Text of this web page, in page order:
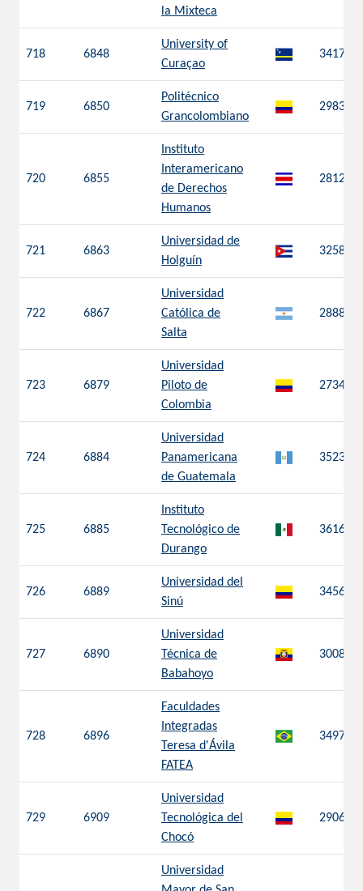
la Mixteca
718 6848
University of
Curaçao
3417
719 6850
Politécnico
Grancolombiano
2983
720 6855
Instituto
Interamericano
de Derechos
Humanos
2812
721 6863
Universidad de
Holguín
3258
722 6867
Universidad
Católica de
Salta
2888
723 6879
Universidad
Piloto de
Colombia
2734
724 6884
Universidad
Panamericana
de Guatemala
3523
725 6885
Instituto
Tecnológico de
Durango
3616
726 6889
Universidad del
Sinú
3456
727 6890
Universidad
Técnica de
Babahoyo
3008
728 6896
Faculdades
Integradas
Teresa d'Ávila
FATEA
3497
729 6909
Universidad
Tecnológica del
Chocó
2906
Universidad